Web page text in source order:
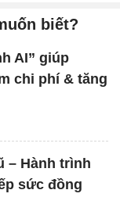
biết?
AI” giúp
chi phí & tăng
– Hành trình
sức đồng